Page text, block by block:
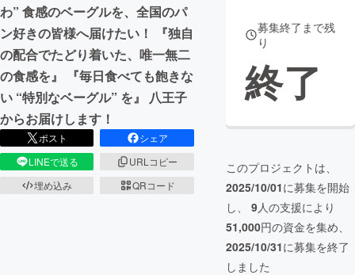
わ” 食感のベーグルを、全国のパ
ン好きの皆様へ届けたい！ 『独自
の配合でたどり着いた、唯一無二
の食感を』 『毎日食べても飽きな
い “特別なベーグル” を』 八王子
からお届けします！
ポスト
シェア
LINEで送る
URLコピー
埋め込み
QRコード
募集終了まで残
り
終了
このプロジェクトは、
2025/10/01に募集を開始
し、 9人の支援により
51,000円の資金を集め、
2025/10/31に募集を終了
しました